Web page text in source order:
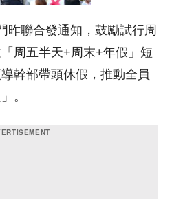
昨聯合發通知，鼓勵試行周
周五半天+周末+年假」短
幹部帶頭休假，推動全員
。